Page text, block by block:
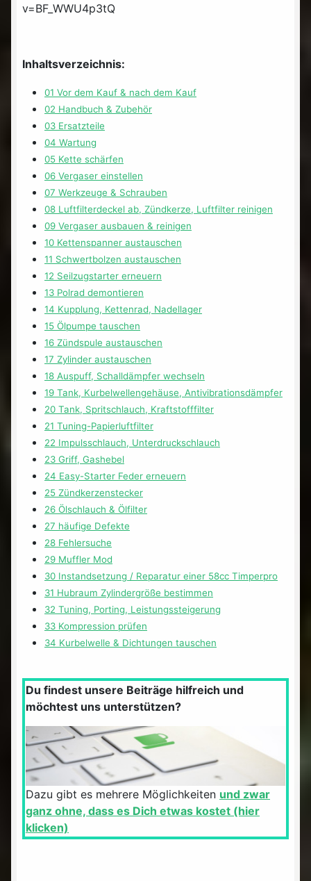
v=BF_WWU4p3tQ
Inhaltsverzeichnis:
01 Vor dem Kauf & nach dem Kauf
02 Handbuch & Zubehör
03 Ersatzteile
04 Wartung
05 Kette schärfen
06 Vergaser einstellen
07 Werkzeuge & Schrauben
08 Luftfilterdeckel ab, Zündkerze, Luftfilter reinigen
09 Vergaser ausbauen & reinigen
10 Kettenspanner austauschen
11 Schwertbolzen austauschen
12 Seilzugstarter erneuern
13 Polrad demontieren
14 Kupplung, Kettenrad, Nadellager
15 Ölpumpe tauschen
16 Zündspule austauschen
17 Zylinder austauschen
18 Auspuff, Schalldämpfer wechseln
19 Tank, Kurbelwellengehäuse, Antivibrationsdämpfer
20 Tank, Spritschlauch, Kraftstofffilter
21 Tuning-Papierluftfilter
22 Impulsschlauch, Unterdruckschlauch
23 Griff, Gashebel
24 Easy-Starter Feder erneuern
25 Zündkerzenstecker
26 Ölschlauch & Ölfilter
27 häufige Defekte
28 Fehlersuche
29 Muffler Mod
30 Instandsetzung / Reparatur einer 58cc Timperpro
31 Hubraum Zylindergröße bestimmen
32 Tuning, Porting, Leistungssteigerung
33 Kompression prüfen
34 Kurbelwelle & Dichtungen tauschen
Du findest unsere Beiträge hilfreich und
möchtest uns unterstützen?
Dazu gibt es mehrere Möglichkeiten und zwar
ganz ohne, dass es Dich etwas kostet (hier
klicken)